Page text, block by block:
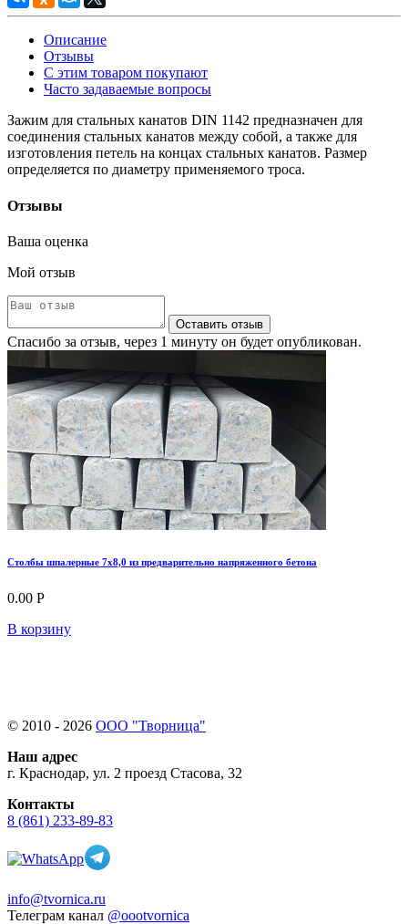
Описание
Отзывы
С этим товаром покупают
Часто задаваемые вопросы
Зажим для стальных канатов DIN 1142 предназначен для
соединения стальных канатов между собой, а также для
изготовления петель на концах стальных канатов. Размер
определяется по диаметру применяемого троса.
Отзывы
Ваша оценка
Мой отзыв
Оставить отзыв
Спасибо за отзыв, через 1 минуту он будет опубликован.
Столбы шпалерные 7х8,0 из предварительно напряженного бетона
0.00 Р
В корзину
© 2010 - 2026 ООО "Творница"
Наш адрес
г. Краснодар, ул. 2 проезд Стасова, 32
Контакты
8 (861) 233-89-83
info@tvornica.ru
Телеграм канал @oootvornica